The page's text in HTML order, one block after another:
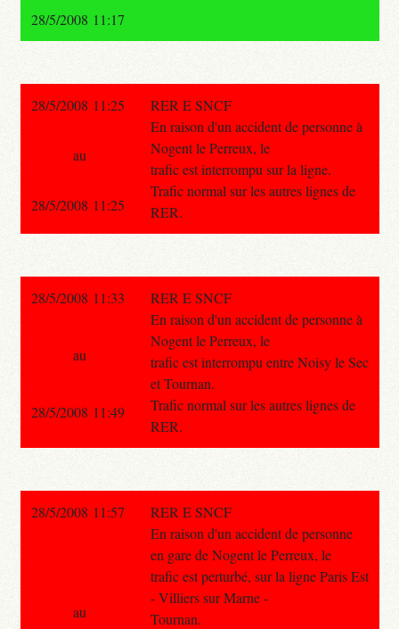
28/5/2008 11:17
28/5/2008 11:25
RER E SNCF
En raison d'un accident de personne à
Nogent le Perreux, le
trafic est interrompu sur la ligne.
Trafic normal sur les autres lignes de
RER.
au
28/5/2008 11:25
28/5/2008 11:33
RER E SNCF
En raison d'un accident de personne à
Nogent le Perreux, le
trafic est interrompu entre Noisy le Sec
et Tournan.
Trafic normal sur les autres lignes de
RER.
au
28/5/2008 11:49
28/5/2008 11:57
RER E SNCF
En raison d'un accident de personne
en gare de Nogent le Perreux, le
trafic est perturbé, sur la ligne Paris Est
- Villiers sur Marne -
Tournan.
au